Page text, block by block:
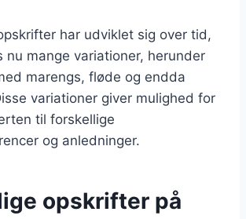
har udviklet sig over tid,
nu mange variationer, herunder
marengs, fløde og endda
variationer giver mulighed for
til forskellige
og anledninger.
opskrifter på